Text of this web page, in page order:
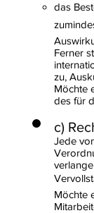
das
Ferner
zu,
Möchte
des für
c)
Jede
Möchte